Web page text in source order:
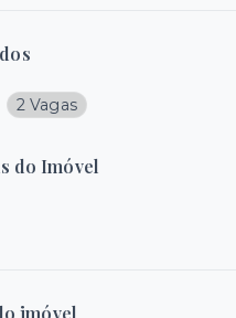
2 Vagas
do Imóvel
imóvel